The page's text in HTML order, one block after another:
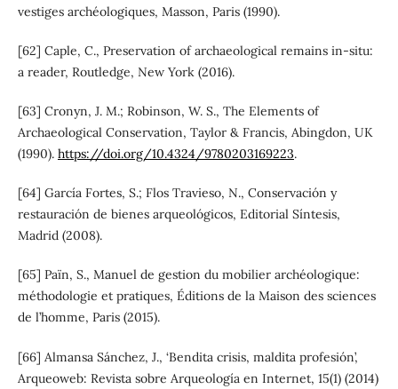
vestiges archéologiques, Masson, Paris (1990).
[62] Caple, C., Preservation of archaeological remains in-situ:
a reader, Routledge, New York (2016).
[63] Cronyn, J. M.; Robinson, W. S., The Elements of
Archaeological Conservation, Taylor & Francis, Abingdon, UK
(1990). https://doi.org/10.4324/9780203169223.
[64] García Fortes, S.; Flos Travieso, N., Conservación y
restauración de bienes arqueológicos, Editorial Síntesis,
Madrid (2008).
[65] Païn, S., Manuel de gestion du mobilier archéologique:
méthodologie et pratiques, Éditions de la Maison des sciences
de l’homme, Paris (2015).
[66] Almansa Sánchez, J., ‘Bendita crisis, maldita profesión’,
Arqueoweb: Revista sobre Arqueología en Internet, 15(1) (2014)